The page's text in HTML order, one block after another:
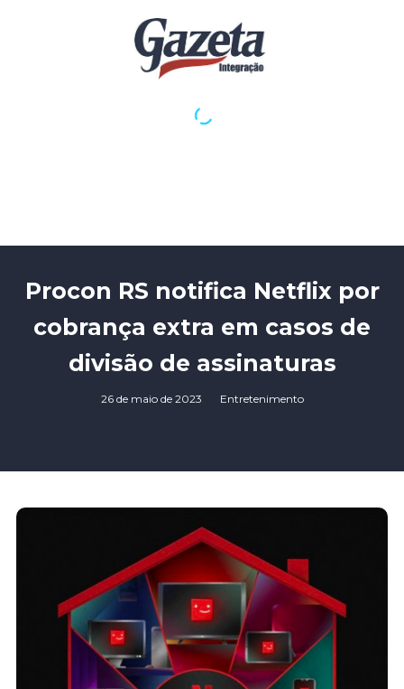
Procon RS notifica Netflix por
cobrança extra em casos de
divisão de assinaturas
26 de maio de 2023 Entretenimento